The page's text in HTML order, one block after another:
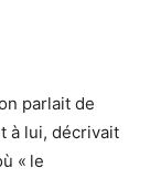
parlait de
à lui, décrivait
« le